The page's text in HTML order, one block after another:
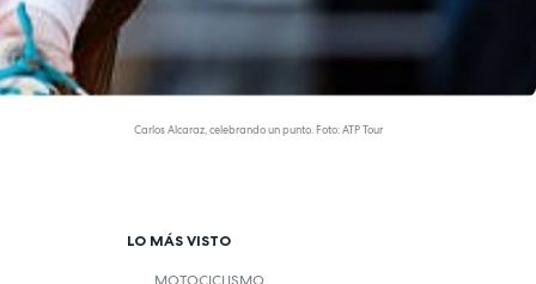
Carlos Alcaraz, celebrando un punto. Foto: ATP Tour
LO MÁS VISTO